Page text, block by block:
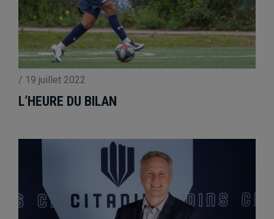
/ 19 juillet 2022
L’HEURE DU BILAN